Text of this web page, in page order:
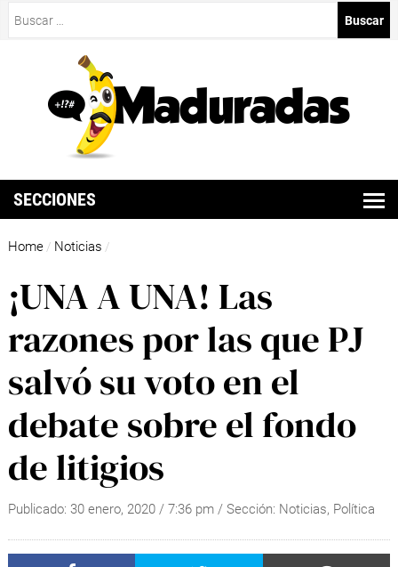
SECCIONES
Home / Noticias /
¡UNA A UNA! Las
razones por las que PJ
salvó su voto en el
debate sobre el fondo
de litigios
Publicado: 30 enero, 2020/ 7:36 pm / Sección: Noticias, Política